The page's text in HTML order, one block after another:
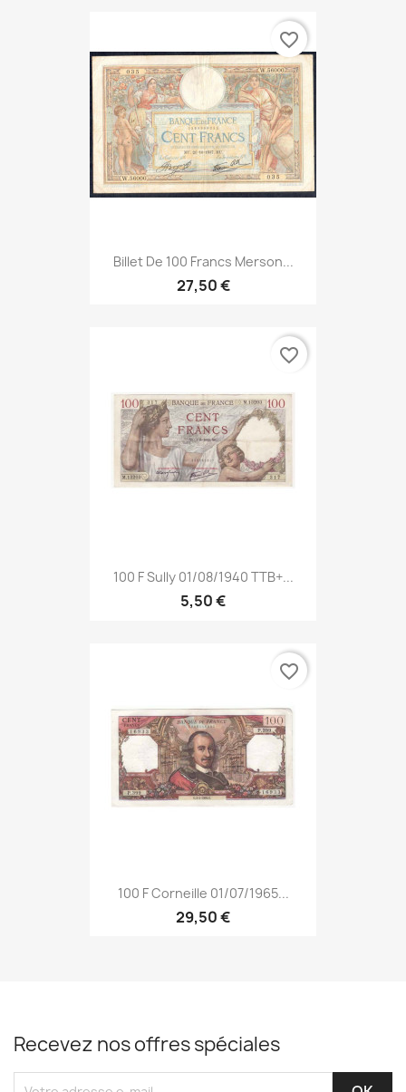
Billet De 100 Francs Merson...
27,50 €
favorite_border
100 F Sully 01/08/1940 TTB+...
5,50 €
favorite_border
100 F Corneille 01/07/1965...
29,50 €
favorite_border
Recevez nos offres spéciales